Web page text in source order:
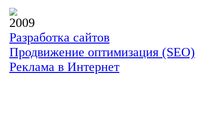
2009
Разработка сайтов
Продвижение оптимизация (SEO)
Реклама в Интернет